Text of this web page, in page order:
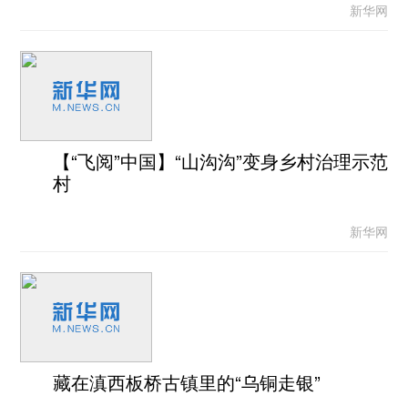
新华网
【“飞阅”中国】“山沟沟”变身乡村治理示范
村
新华网
藏在滇西板桥古镇里的“乌铜走银”